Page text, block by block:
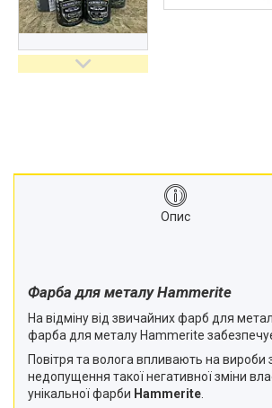
автоматикою
Опис
Фарба для металу Hammerite
На відміну від звичайних фарб для
фарба для металу Hammerite забезпечує
Повітря та волога впливають на вироби
недопущення такої негативної зміни
унікальної фарби Hammerite